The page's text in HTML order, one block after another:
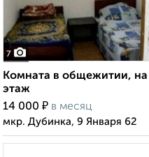
7
Комната в общежитии, на
этаж
14 000 ₽ в месяц
мкр. Дубинка, 9 Января 62